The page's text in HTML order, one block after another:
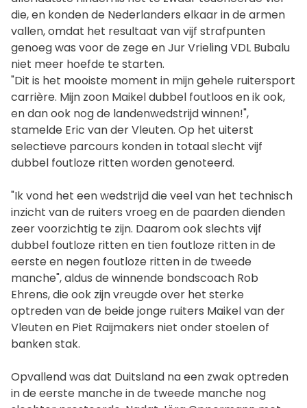
die, en konden de Nederlanders elkaar in de armen
vallen, omdat het resultaat van vijf strafpunten
genoeg was voor de zege en Jur Vrieling VDL Bubalu
niet meer hoefde te starten.
"Dit is het mooiste moment in mijn gehele ruitersport
carrière. Mijn zoon Maikel dubbel foutloos en ik ook,
en dan ook nog de landenwedstrijd winnen!",
stamelde Eric van der Vleuten. Op het uiterst
selectieve parcours konden in totaal slecht vijf
dubbel foutloze ritten worden genoteerd.
"Ik vond het een wedstrijd die veel van het technisch
inzicht van de ruiters vroeg en de paarden dienden
zeer voorzichtig te zijn. Daarom ook slechts vijf
dubbel foutloze ritten en tien foutloze ritten in de
eerste en negen foutloze ritten in de tweede
manche", aldus de winnende bondscoach Rob
Ehrens, die ook zijn vreugde over het sterke
optreden van de beide jonge ruiters Maikel van der
Vleuten en Piet Raijmakers niet onder stoelen of
banken stak.
Opvallend was dat Duitsland na een zwak optreden
in de eerste manche in de tweede manche nog